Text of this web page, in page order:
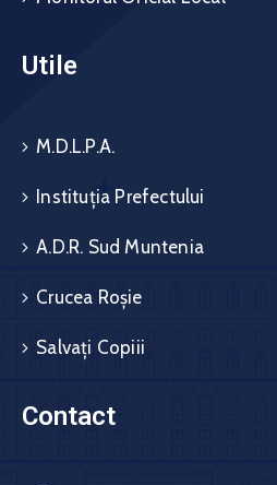
Utile
M.D.L.P.A.
Instituția Prefectului
A.D.R. Sud Muntenia
Crucea Roșie
Salvați Copiii
Contact